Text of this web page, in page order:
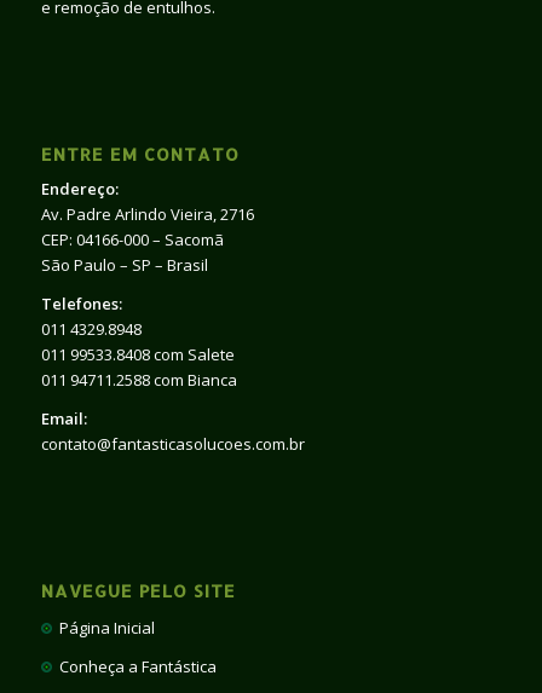
e remoção de entulhos.
ENTRE EM CONTATO
Endereço:
Av. Padre Arlindo Vieira, 2716
CEP: 04166-000 – Sacomã
São Paulo – SP – Brasil
Telefones:
011 4329.8948
011 99533.8408 com Salete
011 94711.2588 com Bianca
Email:
contato@fantasticasolucoes.com.br
NAVEGUE PELO SITE
Página Inicial
Conheça a Fantástica